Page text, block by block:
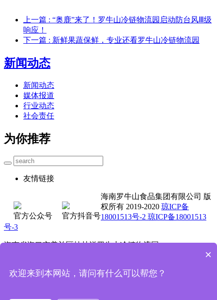
上一篇 : “奥鹿”来了！罗牛山冷链物流园启动防台风Ⅲ级
响应！
下一篇 : 新鲜果蔬保鲜，专业还看罗牛山冷链物流园
新闻动态
新闻动态
媒体报道
行业动态
社会责任
为你推荐
友情链接
官方公众号 官方抖音号
海南罗牛山食品集团有限公司 版
权所有 2019-2020 琼ICP备
18001513号-2 琼ICP备18001513
号-3
海南省海口市美兰区桂林洋罗牛山冷链物流园
技术支持：魔方科技
×
欢迎来到本网站，请问有什么可以帮您？